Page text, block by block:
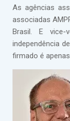
As agências
associadas
Brasil. E vice-
independência
firmado é